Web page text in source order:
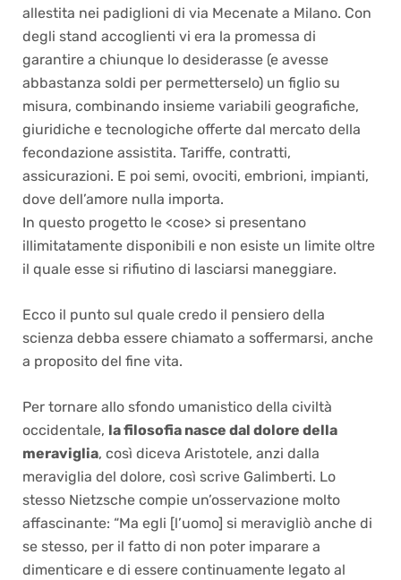
allestita nei padiglioni di via Mecenate a Milano. Con
degli stand accoglienti vi era la promessa di
garantire a chiunque lo desiderasse (e avesse
abbastanza soldi per permetterselo) un figlio su
misura, combinando insieme variabili geografiche,
giuridiche e tecnologiche offerte dal mercato della
fecondazione assistita. Tariffe, contratti,
assicurazioni. E poi semi, ovociti, embrioni, impianti,
dove dell’amore nulla importa.
In questo progetto le <cose> si presentano
illimitatamente disponibili e non esiste un limite oltre
il quale esse si rifiutino di lasciarsi maneggiare.
Ecco il punto sul quale credo il pensiero della
scienza debba essere chiamato a soffermarsi, anche
a proposito del fine vita.
Per tornare allo sfondo umanistico della civiltà
occidentale, la filosofia nasce dal dolore della
meraviglia, così diceva Aristotele, anzi dalla
meraviglia del dolore, così scrive Galimberti. Lo
stesso Nietzsche compie un’osservazione molto
affascinante: “Ma egli [l’uomo] si meravigliò anche di
se stesso, per il fatto di non poter imparare a
dimenticare e di essere continuamente legato al